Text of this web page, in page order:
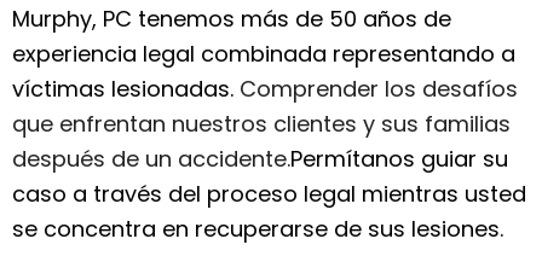
Murphy, PC tenemos más de 50 años de
experiencia legal combinada representando a
víctimas lesionadas. Comprender los desafíos
que enfrentan nuestros clientes y sus familias
después de un accidente.Permítanos guiar su
caso a través del proceso legal mientras usted
se concentra en recuperarse de sus lesiones.